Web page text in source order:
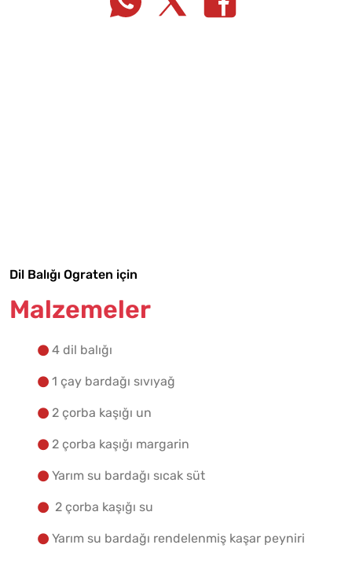
Dil Balığı Ograten için
Malzemeler
4 dil balığı
1 çay bardağı sıvıyağ
2 çorba kaşığı un
2 çorba kaşığı margarin
Yarım su bardağı sıcak süt
2 çorba kaşığı su
Yarım su bardağı rendelenmiş kaşar peyniri